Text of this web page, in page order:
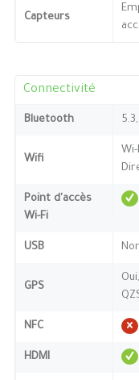
Capteurs
Connectivité
Bluetooth
Wifi
Point d'accès
Wi-Fi
USB
GPS
NFC
HDMI